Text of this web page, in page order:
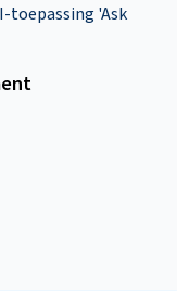
toepassing 'Ask